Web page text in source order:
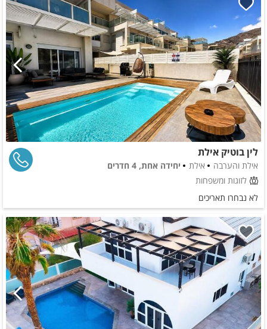
לין בוטיק אילת
אילת והערבה אילת
יחידה אחת, 4 חדרים
לזוגות ומשפחות
לא נבחרו תאריכים